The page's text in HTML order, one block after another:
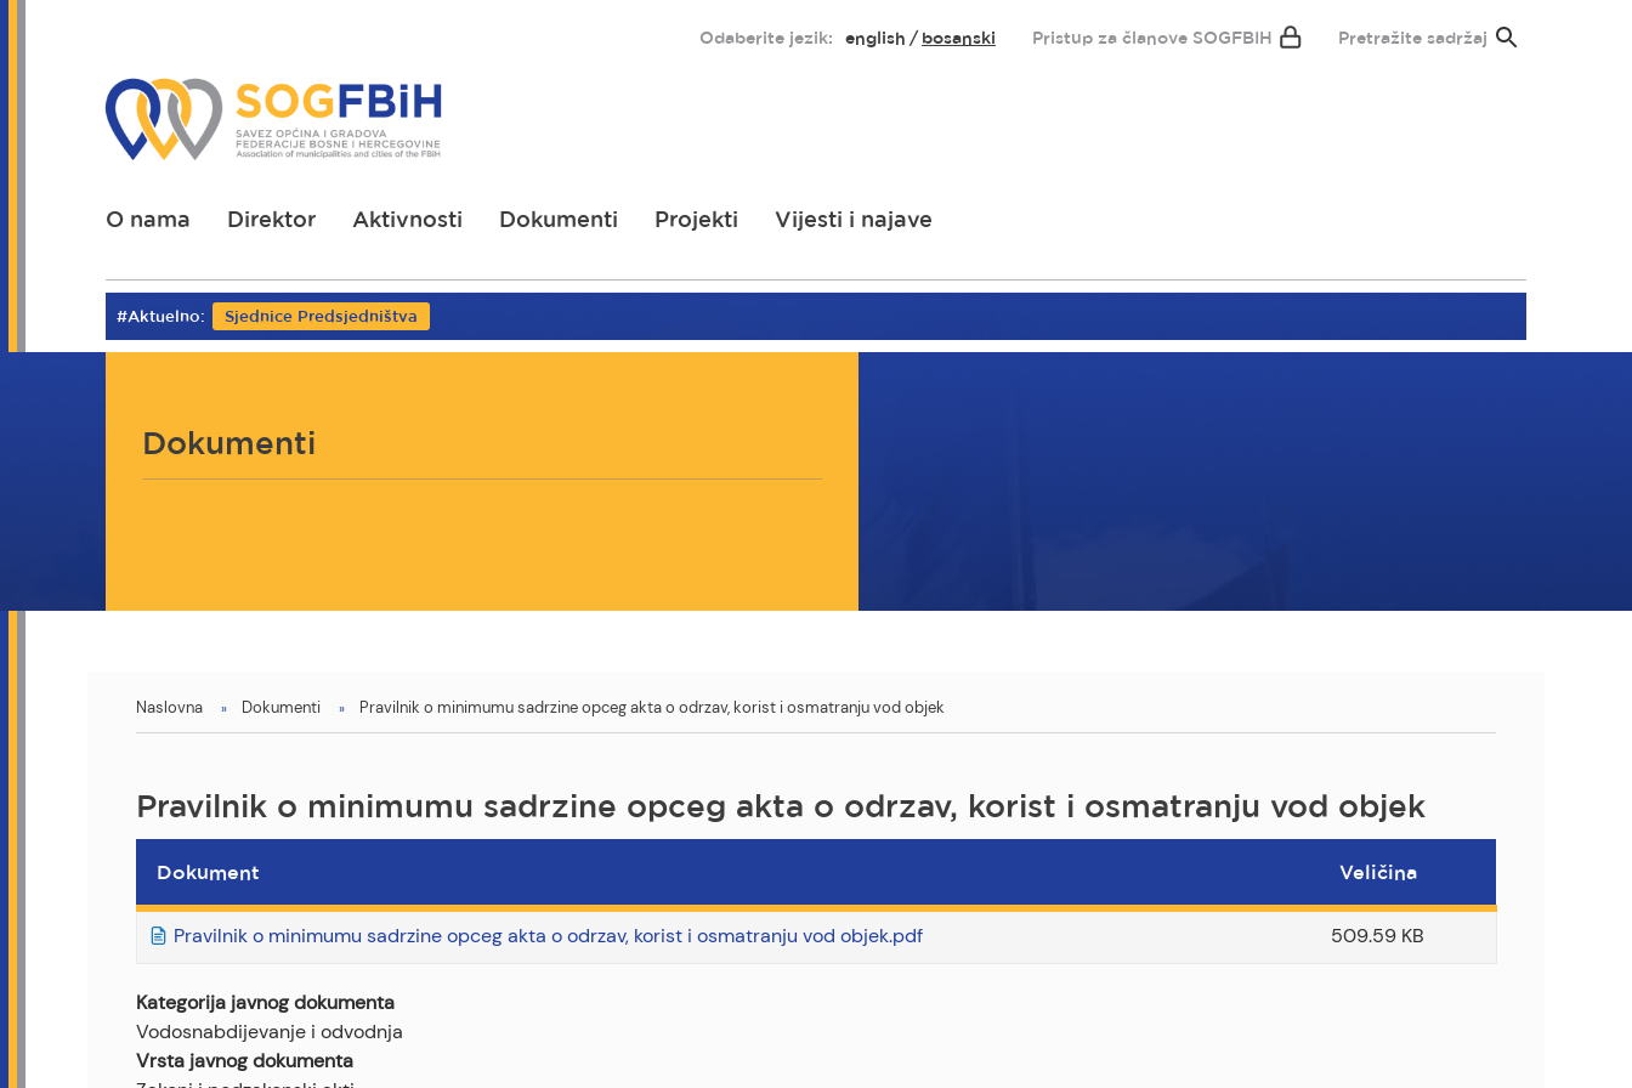
Odaberite jezik: english bosanski Pristup za članove SOGFBIH Pretražite sadržaj
O nama Direktor Aktivnosti Dokumenti Projekti Vijesti i najave
#Aktuelno: Sjednice Predsjedništva
Dokumenti
You
Naslovna Dokumenti Pravilnik o minimumu sadrzine opceg akta o odrzav, korist i osmatranju vod objek
Pravilnik o minimumu sadrzine opceg akta o odrzav, korist i osmatranju vod objek
Dokument Veličina
Pravilnik o minimumu sadrzine opceg akta o odrzav, korist i osmatranju vod objek.pdf 509.59 KB
Kategorija javnog dokumenta
Vodosnabdijevanje i odvodnja
Vrsta javnog dokumenta